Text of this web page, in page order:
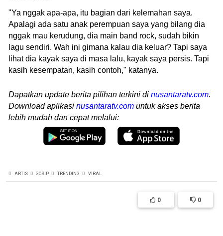
"Ya nggak apa-apa, itu bagian dari kelemahan saya.
Apalagi ada satu anak perempuan saya yang bilang dia
nggak mau kerudung, dia main band rock, sudah bikin
lagu sendiri. Wah ini gimana kalau dia keluar? Tapi saya
lihat dia kayak saya di masa lalu, kayak saya persis. Tapi
kasih kesempatan, kasih contoh," katanya.
Dapatkan update berita pilihan terkini di nusantaratv.com.
Download aplikasi nusantaratv.com untuk akses berita
lebih mudah dan cepat melalui:
ARTIS GOSIP TRENDING VIRAL
0 0